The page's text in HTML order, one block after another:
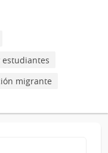
estudiantes
migrante